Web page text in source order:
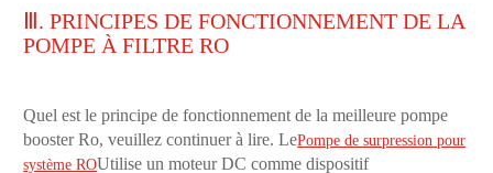
Ⅲ. PRINCIPES DE FONCTIONNEMENT DE LA
POMPE À FILTRE RO
Quel est le principe de fonctionnement de la meilleure pompe
booster Ro, veuillez continuer à lire. LePompe de surpression pour
système ROUtilise un moteur DC comme dispositif